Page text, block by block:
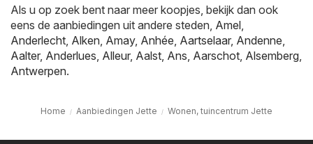
Als u op zoek bent naar meer koopjes, bekijk dan ook
eens de aanbiedingen uit andere steden, Amel
Anderlecht Alken Amay, Anhée Aartselaar, Andenne
Aalter, Anderlues Alleur, Aalst Ans Aarschot Alsemberg
Antwerpen.
Home Aanbiedingen Jette Wonen, tuincentrum Jette